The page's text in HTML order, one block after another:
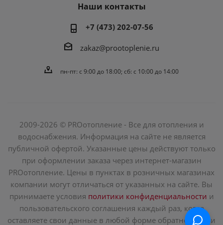
Наши контакты
+7 (473) 202-07-56
zakaz@prootoplenie.ru
пн-пт: c 9:00 до 18:00; сб: с 10:00 до 14:00
2009-2026 © PROотопление - Все для отопления и
водоснабжения. Информация на сайте не является
публичной офертой. Указанные цены действуют только
при оформлении заказа через интернет-магазин
PROотопление. Цены в пунктах в розничных магазинах
компании могут отличаться от указанных на сайте. Вы
принимаете условия политики конфиденциальности и
пользовательского соглашения каждый раз, когда
оставляете свои данные в любой форме обратной связи